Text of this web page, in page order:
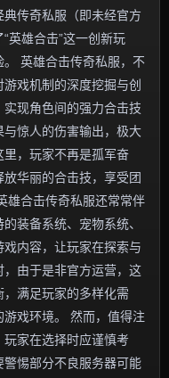
传奇私服（即未经官方
英雄合击”这一创新玩
英雄合击传奇私服，不
戏机制的深度挖掘与创
现角色间的强力合击技
惊人的伤害输出，极大
，玩家不再是孤军奋
华丽的合击技，享受团
雄合击传奇私服还常常伴
装备系统、宠物系统、
内容，让玩家在探索与
由于是非官方运营，这
满足玩家的多样化需
戏环境。 然而，值得注
家在选择时应谨慎考
惕部分不良服务器可能